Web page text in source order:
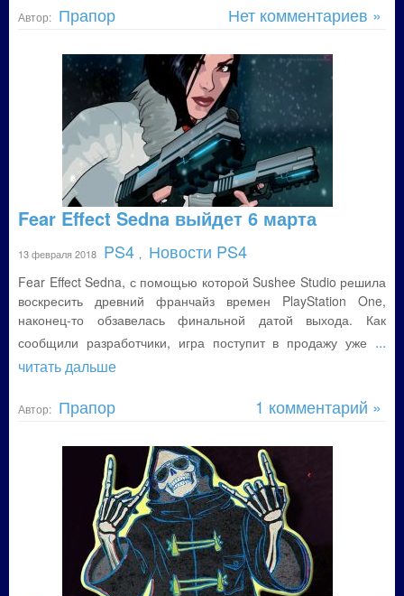
Автор: Прапор Нет комментариев »
Fear Effect Sedna выйдет 6 марта
13 февраля 2018 PS4 Новости PS4
Fear Effect Sedna, с помощью которой Sushee Studio решила
воскресить древний франчайз времен PlayStation One,
наконец-то обзавелась финальной датой выхода. Как
сообщили разработчики, игра поступит в продажу уже ...
читать дальше
Автор: Прапор 1 комментарий »